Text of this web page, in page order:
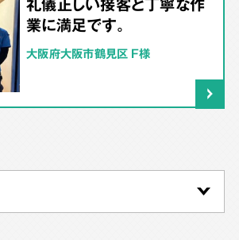
業に満足です。
大阪府大阪市鶴見区 F様